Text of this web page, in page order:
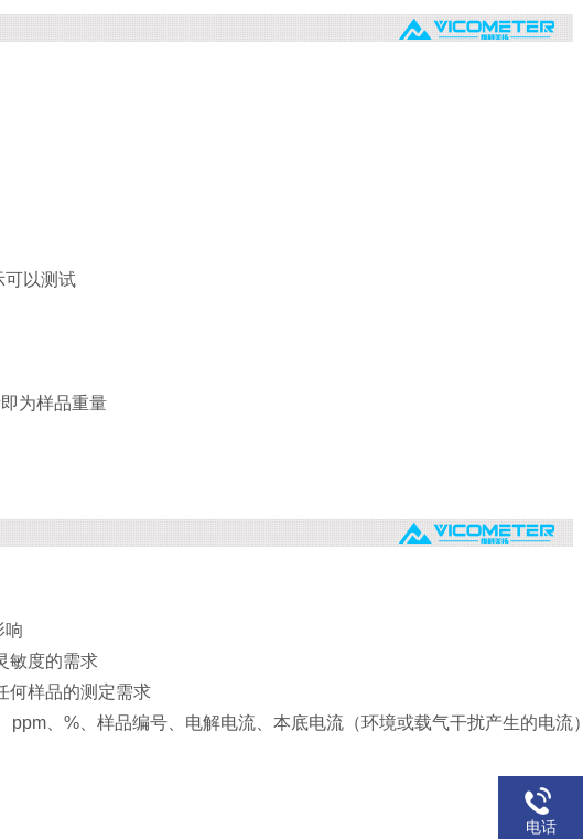
可以测试
为样品重量
响
敏度的需求
何样品的测定需求
、%、样品编号、电解电流、本底电流（环境或载气干扰产生的电流
电话